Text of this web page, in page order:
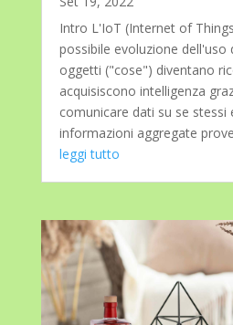
Intro L'IoT (Internet of
possibile evoluzione dell'uso
oggetti ("cose") diventano
acquisiscono intelligenza
comunicare dati su se stessi
informazioni aggregate
leggi tutto